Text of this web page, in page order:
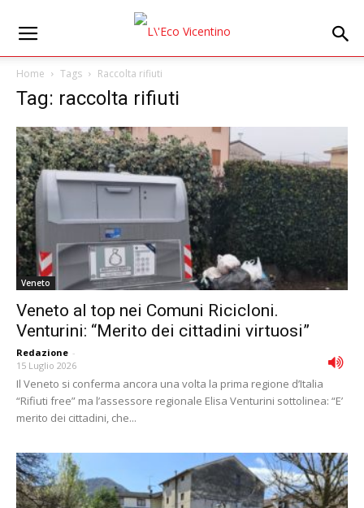
Home Tags Raccolta rifiuti
Tag: raccolta rifiuti
Veneto
Veneto al top nei Comuni Ricicloni.
Venturini: “Merito dei cittadini virtuosi”
Redazione -
15 Luglio 2026
Il Veneto si conferma ancora una volta la prima regione d’Italia
“Rifiuti free” ma l’assessore regionale Elisa Venturini sottolinea: “E’
merito dei cittadini, che...